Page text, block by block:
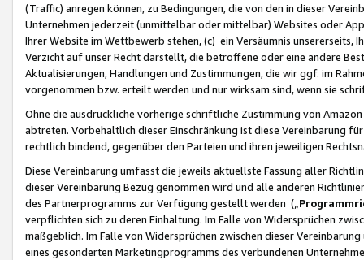
(Traffic) anregen können, zu Bedingungen, die von den in dieser
Unternehmen jederzeit (unmittelbar oder mittelbar) Websites oder
Ihrer Website im Wettbewerb stehen, (c) ein Versäumnis unsererseits,
Verzicht auf unser Recht darstellt, die betroffene oder eine andere
Aktualisierungen, Handlungen und Zustimmungen, die wir ggf. im
vorgenommen bzw. erteilt werden und nur wirksam sind, wenn sie
Ohne die ausdrückliche vorherige schriftliche Zustimmung von
abtreten. Vorbehaltlich dieser Einschränkung ist diese Vereinbarung
rechtlich bindend, gegenüber den Parteien und ihren jeweiligen
Diese Vereinbarung umfasst die jeweils aktuellste Fassung aller
dieser Vereinbarung Bezug genommen wird und alle anderen
des Partnerprogramms zur Verfügung gestellt werden („
verpflichten sich zu deren Einhaltung. Im Falle von Widersprüchen
maßgeblich. Im Falle von Widersprüchen zwischen dieser
eines gesonderten Marketingprogramms des verbundenen